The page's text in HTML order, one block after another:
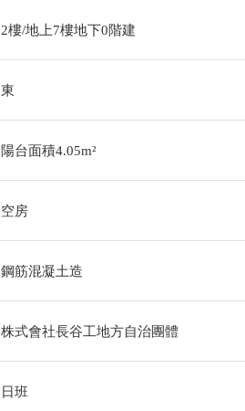
2樓/地上7樓地下0階建
東
陽台面積4.05m²
空房
鋼筋混凝土造
株式會社長谷工地方自治團體
日班